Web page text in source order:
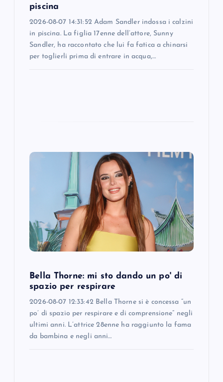
piscina
2026-08-07 14:31:52 Adam Sandler indossa i calzini
in piscina. La figlia 17enne dell’attore, Sunny
Sandler, ha raccontato che lui fa fatica a chinarsi
per toglierli prima di entrare in acqua,…
Bella Thorne: mi sto dando un po' di
spazio per respirare
2026-08-07 12:33:42 Bella Thorne si è concessa “un
po’ di spazio per respirare e di comprensione” negli
ultimi anni. L’attrice 28enne ha raggiunto la fama
da bambina e negli anni…